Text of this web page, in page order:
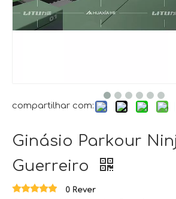
compartilhar com:
Ginásio Parkour
Guerreiro
0 Rever